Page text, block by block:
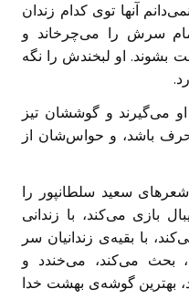
آنها توی کدام زندان
سرش را می‌چرخاند و
بشوند. او لبخندش را نگه
او می‌گیرند و گوششان تیز
باشد، و حواس‌شان از
سعید سلطانپور را
بازی می‌کند، با زندانی
با بقیه‌ی زندانیان سر
بحث می‌کند، می‌خندد و
بهترین گوشه‌ی بهشت خدا